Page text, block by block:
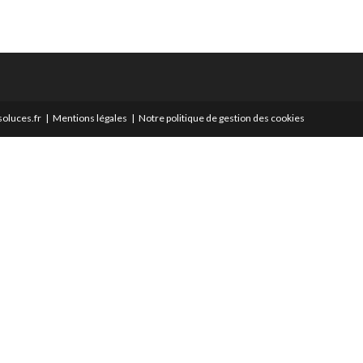
Mentions légales Notre politique de gestion des cookies